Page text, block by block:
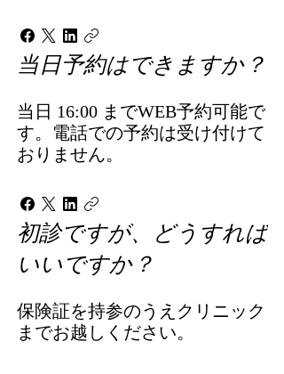
当日予約はできますか？
当日 16:00 までWEB予約可能で
す。電話での予約は受け付けて
おりません。
初診ですが、どうすれば
いいですか？
保険証を持参のうえクリニック
までお越しください。